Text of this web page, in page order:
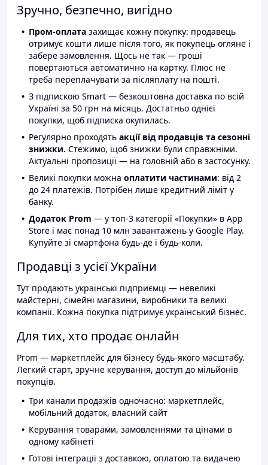
Зручно, безпечно, вигідно
Пром-оплата захищає кожну покупку: продавець
отримує кошти лише після того, як покупець огляне і
забере замовлення. Щось не так — гроші
повертаються автоматично на картку. Плюс не
треба переплачувати за післяплату на пошті.
З підпискою Smart — безкоштовна доставка по всій
Україні за 50 грн на місяць. Достатньо однієї
покупки, щоб підписка окупилась.
Регулярно проходять акції від продавців та сезонні
знижки. Стежимо, щоб знижки були справжніми.
Актуальні пропозиції — на головній або в застосунку.
Великі покупки можна оплатити частинами: від 2
до 24 платежів. Потрібен лише кредитний ліміт у
банку.
Додаток Prom — у топ-3 категорії «Покупки» в App
Store і має понад 10 млн завантажень у Google Play.
Купуйте зі смартфона будь-де і будь-коли.
Продавці з усієї України
Тут продають українські підприємці — невеликі
майстерні, сімейні магазини, виробники та великі
компанії. Кожна покупка підтримує український бізнес.
Для тих, хто продає онлайн
Prom — маркетплейс для бізнесу будь-якого масштабу.
Легкий старт, зручне керування, доступ до мільйонів
покупців.
Три канали продажів одночасно: маркетплейс,
мобільний додаток, власний сайт
Керування товарами, замовленнями та цінами в
одному кабінеті
Готові інтеграції з доставкою, оплатою та видачею